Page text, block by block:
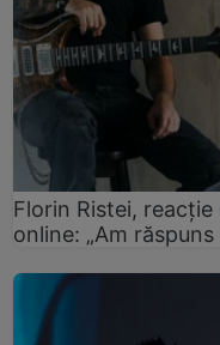
Florin Ristei,
online: „Am